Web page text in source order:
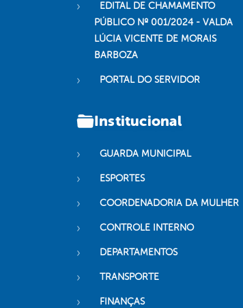
EDITAL DE CHAMAMENTO
PÚBLICO Nº 001/2024 - VALDA
LÚCIA VICENTE DE MORAIS
BARBOZA
PORTAL DO SERVIDOR
Institucional
GUARDA MUNICIPAL
ESPORTES
COORDENADORIA DA MULHER
CONTROLE INTERNO
DEPARTAMENTOS
TRANSPORTE
FINANÇAS